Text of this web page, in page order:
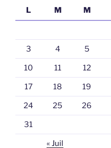
L
M M
3 4 5
10 11 12
17 18 19
24 25 26
31
« Juil